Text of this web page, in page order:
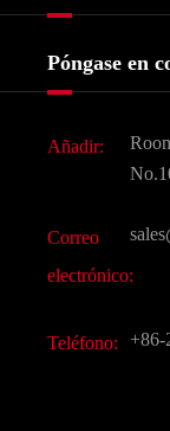
Agroquímicos
Ingredientes
Sabores y
CAS químico
Todos los
Historia de la
Preguntas
Póngase en
Añadir:
Correo
electrónico:
Teléfono: +86-